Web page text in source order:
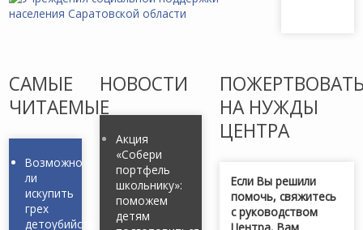
САМЫЕ
ЧИТАЕМЫЕ
Возможно
ли
искупить
грех
детоубийства?
НОВОСТИ
Акция
«Собери
портфель
школьнику»:
поможем
детям
НА НУЖДЫ
ЦЕНТРА
Если Вы решили
помочь, свяжитесь
с руководством